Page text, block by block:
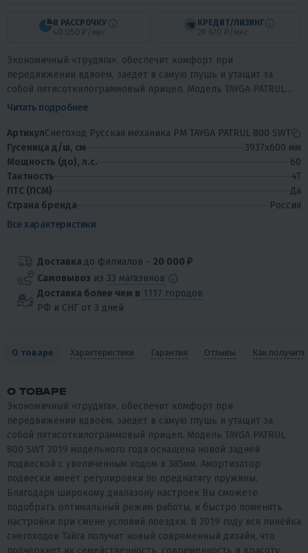
В РАССРОЧКУ
40 050 ₽/мес
КРЕДИТ/ЛИЗИНГ
29 670 ₽/мес
Экономичный «трудяга», обеспечит комфорт при
передвижении вдвоём, заедет в самую глушь и утащит за
собой пятисоткилограммовый прицеп. Модель TAYGA PATRUL
800 SWT 2019 модельного года оснащена новой...
Читать подробнее
АртикулСнегоход Русская механика РМ TAYGA PATRUL 800 SWT
Гусеница д/ш, см
3937х600 мм
Мощность (до), л.с.
60
Тактность
4T
ПТС (ПСМ)
Да
Страна бренда
Россия
Все характеристики
Доставкадо филиалов - 20 000 ₽
Самовывоз из 33 магазинов
Доставка более чем в 1117 городов
РФ и СНГ от 3 дней
О товаре Характеристики Гарантия Отзывы Как получить
О ТОВАРЕ
Экономичный «трудяга», обеспечит комфорт при
передвижении вдвоём, заедет в самую глушь и утащит за
собой пятисоткилограммовый прицеп. Модель TAYGA PATRUL
800 SWT 2019 модельного года оснащена новой задней
подвеской с увеличенным ходом в 385мм. Амортизатор
подвески имеет регулировки по преднатягу пружины.
Благодаря широкому диапазону настроек Вы сможете
подобрать оптимальный режим работы, и быстро поменять
настройки при смене условий поездки. В 2019 году вся линейка
снегоходов Тайга получит новый современный дизайн, что